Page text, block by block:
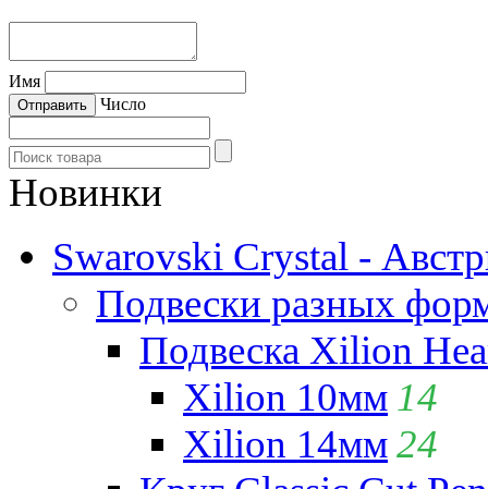
Имя
Число
Новинки
Swarovski Crystal -
Подвески разных
Подвеска Xilion
Xilion 10мм 14
Xilion 14мм24